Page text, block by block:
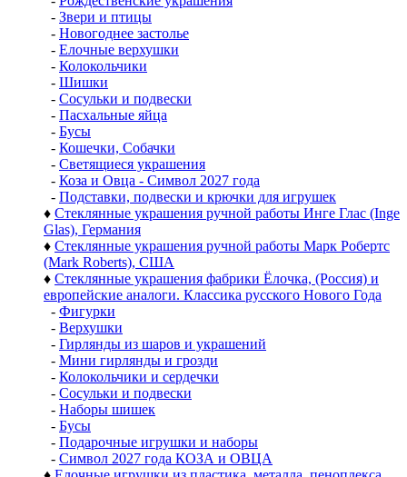
- Звери и птицы
- Новогоднее застолье
- Елочные верхушки
- Колокольчики
- Шишки
- Сосульки и подвески
- Пасхальные яйца
- Бусы
- Кошечки, Собачки
- Светящиеся украшения
- Коза и Овца - Символ 2027 года
- Подставки, подвески и крючки для игрушек
♦ Стеклянные украшения ручной работы Инге Глас (Inge
Glas), Германия
♦ Стеклянные украшения ручной работы Марк Робертс
(Mark Roberts), США
♦ Стеклянные украшения фабрики Ёлочка, (Россия) и
европейские аналоги. Классика русского Нового Года
- Фигурки
- Верхушки
- Гирлянды из шаров и украшений
- Мини гирлянды и грозди
- Колокольчики и сердечки
- Сосульки и подвески
- Наборы шишек
- Бусы
- Подарочные игрушки и наборы
- Символ 2027 года КОЗА и ОВЦА